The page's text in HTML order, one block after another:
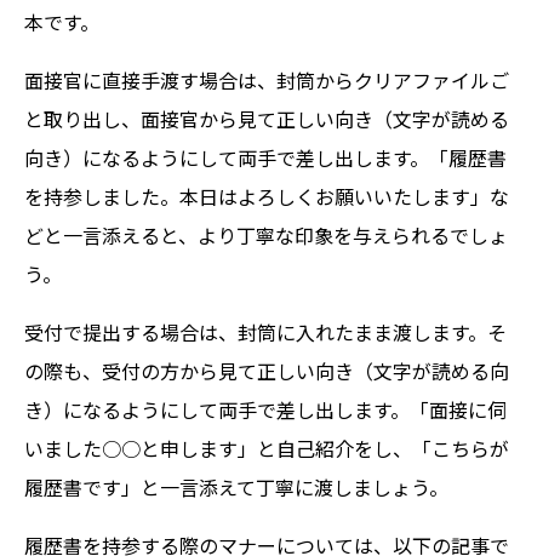
本です。
面接官に直接手渡す場合は、封筒からクリアファイルご
と取り出し、面接官から見て正しい向き（文字が読める
向き）になるようにして両手で差し出します。「履歴書
を持参しました。本日はよろしくお願いいたします」な
どと一言添えると、より丁寧な印象を与えられるでしょ
う。
受付で提出する場合は、封筒に入れたまま渡します。そ
の際も、受付の方から見て正しい向き（文字が読める向
き）になるようにして両手で差し出します。「面接に伺
いました○○と申します」と自己紹介をし、「こちらが
履歴書です」と一言添えて丁寧に渡しましょう。
履歴書を持参する際のマナーについては、以下の記事で